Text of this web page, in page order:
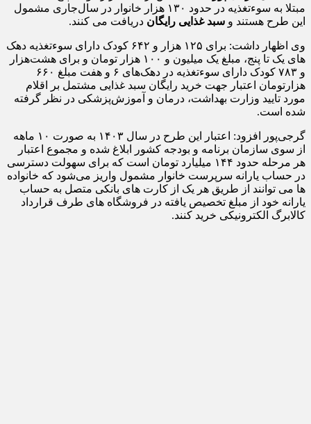
مبتلا به سوءتغذیه در حدود ۱۳۰ هزار خانوار در سال‌جاری مشمول
این طرح هستند و سبد غذایی رایگان دریافت می کنند.
وی اظهار داشت: برای ۱۲۵ هزار و ۶۴۲ کودک دارای سوءتغذیه دهک‌
های یک تا پنج، مبلغ یک میلیون و ۱۰۰ هزار تومان و برای هشت‌هزار
و ۷۸۳ کودک دارای سوءتغذیه در دهک‌های ۶ و هفت مبلغ ۶۶۰
هزارتومان اعتبار جهت خرید رایگان سبد غذایی مشتمل بر اقلام
مورد تایید وزارت بهداشت، درمان و آموزش‌پزشکی در نظر گرفته
شده است.
گرجی‌پور افزود: اعتبار این طرح در سال ۱۴۰۳ به صورت ۱۰ ماهه
از سوی سازمان برنامه و بودجه کشور ابلاغ شده و مجموع اعتبار
هر مرحله حدود ۱۴۴ میلیارد تومان است که برای سهولت دسترسی
در حساب یارانه سرپرست خانوار مشمول واریز می‌شود که خانواده
ها می توانند از طریق هر یک از کارت های بانکی متصل به حساب
یارانه خود از مبلغ تخصیص یافته در فروشگاه های طرف قرارداد
کالابرگ الکترونیکی خرید کنند.